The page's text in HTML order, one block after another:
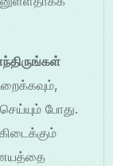
போது.